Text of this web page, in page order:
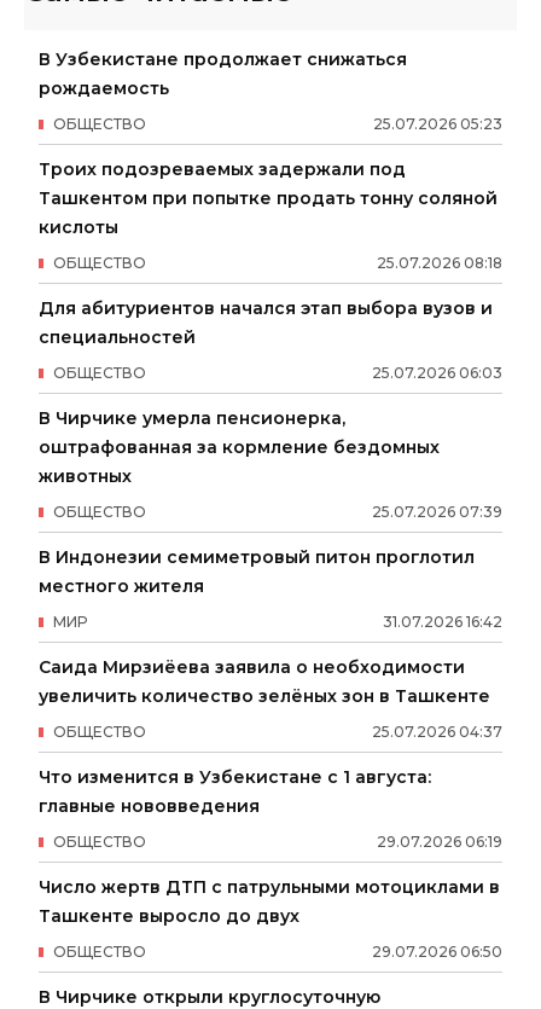
В Узбекистане продолжает снижаться
рождаемость
25.07.2026 05:23
ОБЩЕСТВО
Троих подозреваемых задержали под
Ташкентом при попытке продать тонну соляной
кислоты
25.07.2026 08:18
ОБЩЕСТВО
Для абитуриентов начался этап выбора вузов и
специальностей
25.07.2026 06:03
ОБЩЕСТВО
В Чирчике умерла пенсионерка,
оштрафованная за кормление бездомных
животных
25.07.2026 07:39
ОБЩЕСТВО
В Индонезии семиметровый питон проглотил
местного жителя
31.07.2026 16:42
МИР
Саида Мирзиёева заявила о необходимости
увеличить количество зелёных зон в Ташкенте
25.07.2026 04:37
ОБЩЕСТВО
Что изменится в Узбекистане с 1 августа:
главные нововведения
29.07.2026 06:19
ОБЩЕСТВО
Число жертв ДТП с патрульными мотоциклами в
Ташкенте выросло до двух
29.07.2026 06:50
ОБЩЕСТВО
В Чирчике открыли круглосуточную